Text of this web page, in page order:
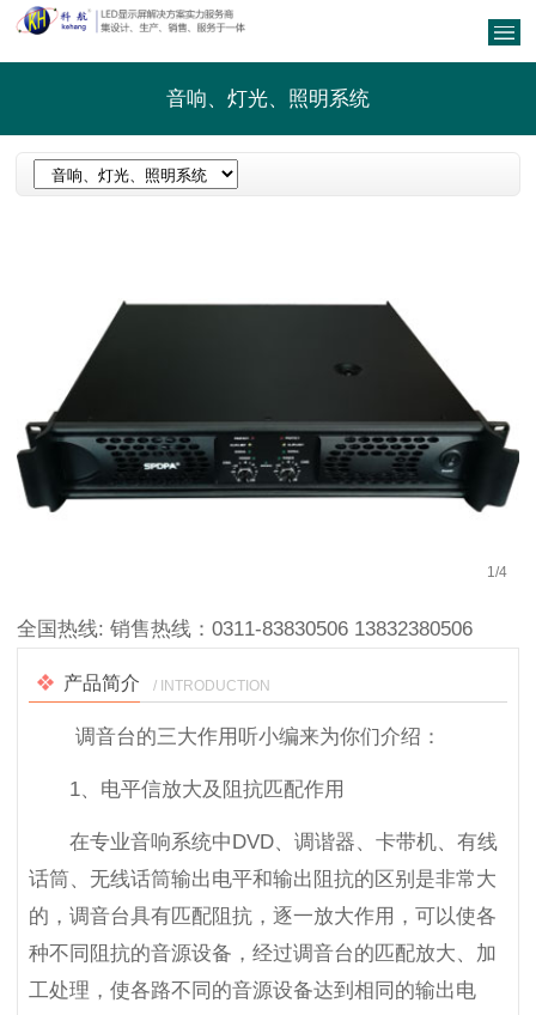
音响、灯光、照明系统
1 /4
全国热线: 销售热线：0311-83830506 13832380506
产品简介 / INTRODUCTION
调音台的三大作用听小编来为你们介绍：
1、电平信放大及阻抗匹配作用
在专业音响系统中DVD、调谐器、卡带机、有线
话筒、无线话筒输出电平和输出阻抗的区别是非常大
的，调音台具有匹配阻抗，逐一放大作用，可以使各
种不同阻抗的音源设备，经过调音台的匹配放大、加
工处理，使各路不同的音源设备达到相同的输出电